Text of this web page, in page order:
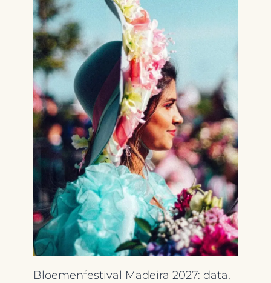
Bloemenfestival Madeira 2027: data,